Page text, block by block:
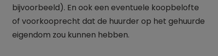
bijvoorbeeld). En ook een eventuele koopbelofte
of voorkooprecht dat de huurder op het gehuurde
eigendom zou kunnen hebben.